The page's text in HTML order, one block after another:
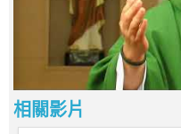
相關影片